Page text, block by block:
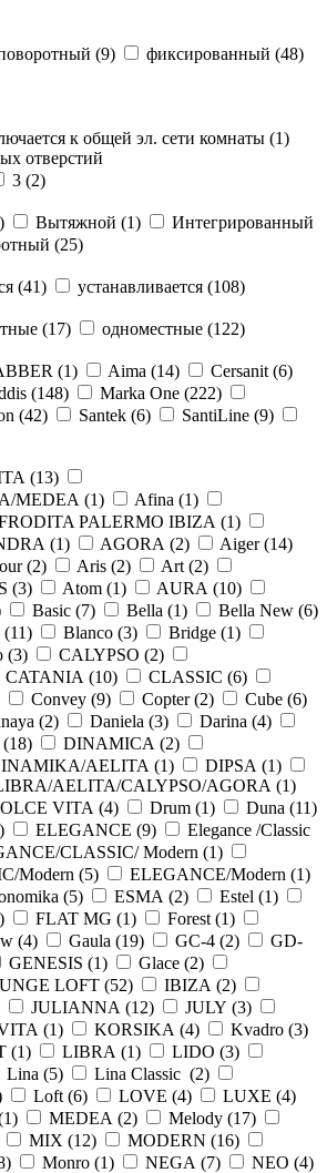
(9) фиксированный (48)
к общей эл. сети комнаты (1)
отверстий
3 (2)
) Вытяжной (1)
Интегрированный
(25)
(41) устанавливается (108)
(17) одноместные (122)
(1) Aima (14) Cersanit (6)
(148) Marka One (222)
(42) Santek (6) SantiLine (9)
(13)
MEDEA (1) Afina (1)
PALERMO IBIZA (1)
(1) AGORA (2) Aiger (14)
(2) Aris (2) Art (2)
(3) Atom (1) AURA (10)
Basic (7) Bella (1) Bella New (6)
(11) Blanco (3) Bridge (1)
(3) CALYPSO (2)
CATANIA (10) CLASSIC (6)
Convey (9) Copter (2) Cube (6)
(2) Daniela (3) Darina (4)
18) DINAMICA (2)
AELITA (1) DIPSA (1)
AELITA/CALYPSO/AGORA (1)
VITA (4) Drum (1) Duna (11)
) ELEGANCE (9)
Elegance /Classic
CLASSIC/ Modern (1)
Modern (5) ELEGANCE/Modern (1)
(5) ESMA (2) Estel (1)
) FLAT MG (1) Forest (1)
(4) Gaula (19) GC-4 (2)
GD-
GENESIS (1) Glace (2)
LOFT (52) IBIZA (2)
JULIANNA (12) JULY (3)
(1) KORSIKA (4) Kvadro (3)
(1) LIBRA (1) LIDO (3)
Lina (5) Lina Classic (2)
Loft (6) LOVE (4) LUXE (4)
1) MEDEA (2) Melody (17)
MIX (12) MODERN (16)
) Monro (1) NEGA (7) NEO (4)